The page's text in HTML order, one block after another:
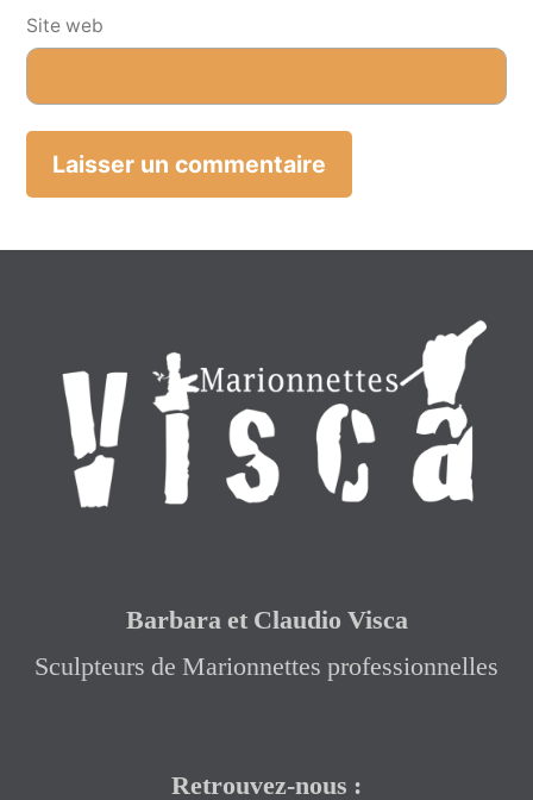
Site web
Barbara et Claudio Visca
Sculpteurs de Marionnettes professionnelles
Retrouvez-nous :